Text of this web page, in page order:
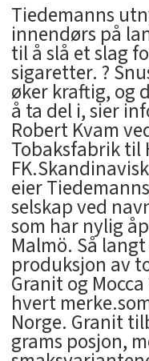
Tiedemanns
innendørs på
til å slå et slag
sigaretter. ?
øker kraftig, og
å ta del i, sier
Robert Kvam
Tobaksfabrik til
eier
selskap ved
som har nylig
Malmö. Så
produksjon av
Granit og
hvert
Norge. Granit
grams posjon,